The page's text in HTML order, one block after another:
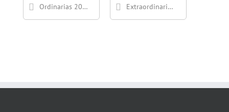
Ordinarias 2018 Extraordinarias 2018